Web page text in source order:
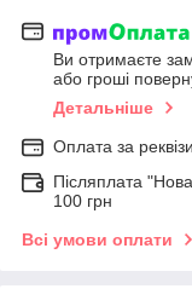
Ви отримаєте
або гроші
Детальніше
Оплата за
Післяплата
100 грн
Всі умови оплати